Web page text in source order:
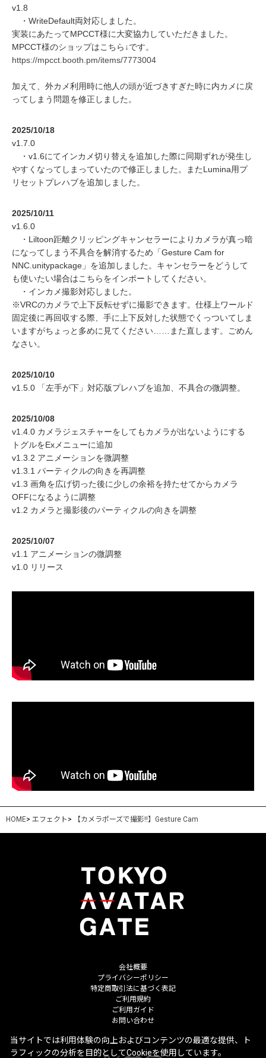
v1.8
・WriteDefault両対応しました。
実装にあたってMPCCT様に大変協力していただきました。
MPCCT様のショップはこちら↓です。
https://mpcct.booth.pm/items/7773004
加えて、外カメ利用時に他人の頭が近づきすぎた時に内カメに戻
ってしまう問題を修正しました。
2025/10/18
v1.7.0
・v1.6にてインカメ切り替えを追加した際に同期ずれが発生し
やすくなってしまっていたので修正しました。またLumina用プ
リセットプレハブを追加しました。
2025/10/11
v1.6.0
・Liltoon距離クリッピングキャンセラーによりカメラが真っ暗
になってしまう不具合を解消するため「Gesture Cam for
NNC.unitypackage」を追加しました。キャンセラーをどうして
も使いたい場合はこちらをインポートしてください。
・インカメ撮影対応しました。
※VRCのカメラで上下反転せずに撮影できます。仕様上ワールド
固定後に再回収する際、手に上下反対した状態でくっついてしま
いますがちょっと多めに見てください……また直します。ごめん
なさい。
2025/10/10
v1.5.0 「左手が下」対応版プレハブを追加、不具合の微調整。
2025/10/08
v1.4.0 カメラジェスチャーをしてもカメラが出ないようにする
トグルをExメニューに追加
v1.3.2 アニメーションを微調整
v1.3.1 パーティクルの向きを再調整
v1.3 画角を広げ切った後に少しの余裕を持たせてからカメラ
OFFになるように調整
v1.2 カメラと撮影後のパーティクルの向きを調整
2025/10/07
v1.1 アニメーションの微調整
v1.0 リリース
HOME> エフェクト > 【カメラポーズで撮影!!】Gesture Cam
会社概要
プライバシーポリシー
特定商取引法に基づく表記
ご利用規約
ご利用ガイド
お問い合わせ
当サイトでは利用体験の向上およびコンテンツの最適な提供、ト
ラフィックの分析を目的としてCookieを使用しています。